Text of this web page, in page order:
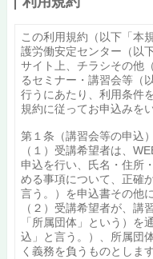
この利用規約（以下「本
護労働安定センター（以
サイト上、チラシその他
るセミナー・講習会等（
行うにあたり、利用条件
規約に従ってお申込みを
第１条（講習会等の申込）
（１）受講希望者は、
申込を行い、氏名・住所
める事項について、正確
言う。）を申込書その他
（２）受講希望者が、講
「所属団体」という）を
込」と言う。）、所属団
く義務を負うものとします